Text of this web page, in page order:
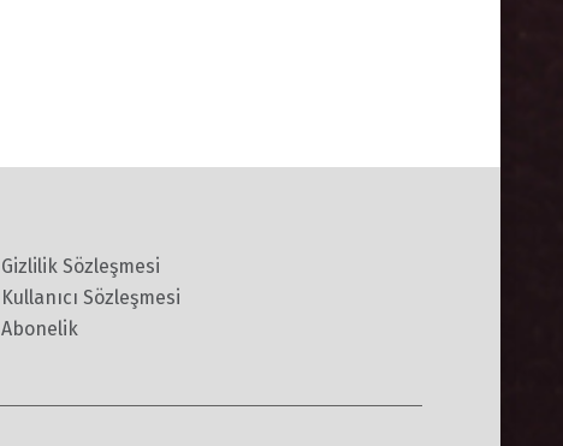
Gizlilik Sözleşmesi
Kullanıcı Sözleşmesi
Abonelik